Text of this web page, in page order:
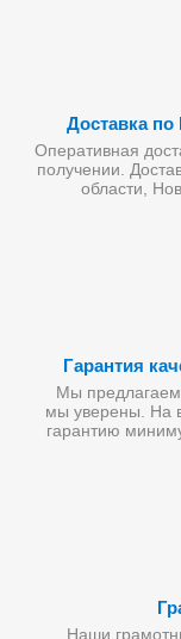
Доставка
Оперативная
получении.
области,
Гарантия
Мы предлагаем
мы уверены. На
гарантию
Наши